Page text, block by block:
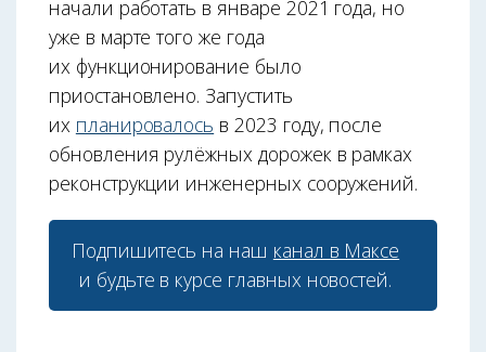
начали работать в январе 2021 года, но
уже в марте того же года
их функционирование было
приостановлено. Запустить
их планировалось в 2023 году, после
обновления рулёжных дорожек в рамках
реконструкции инженерных сооружений.
Подпишитесь на наш канал в Максе
и будьте в курсе главных новостей.